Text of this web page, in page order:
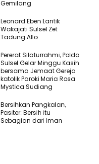
Gemilang
Leonard Eben Lantik
Wakajati Sulsel Zet
Tadung Allo
Pererat Silaturrahmi, Polda
Sulsel Gelar Minggu Kasih
bersama Jemaat Gereja
katolik Paroki Maria Rosa
Mystica Sudiang
Bersihkan Pangkalan,
Pasiter: Bersih itu
Sebagian dari Iman